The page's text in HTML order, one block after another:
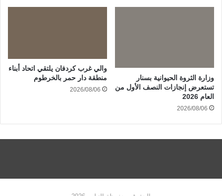
وزارة الثروة الحيوانية بسنار
تستعرض إنجازات النصف الأول من
العام 2026
2026/08/06
والي غرب كردفان يلتقي اتحاد أبناء
منطقة دار حمر بالخرطوم
2026/08/06